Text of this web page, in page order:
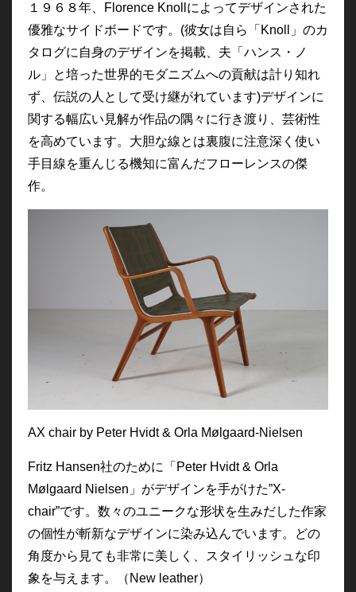
１９６８年、Florence Knollによってデザインされた
優雅なサイドボードです。(彼女は自ら「Knoll」のカ
タログに自身のデザインを掲載、夫「ハンス・ノ
ル」と培った世界的モダニズムへの貢献は計り知れ
ず、伝説の人として受け継がれています)デザインに
関する幅広い見解が作品の隅々に行き渡り、芸術性
を高めています。大胆な線とは裏腹に注意深く使い
手目線を重んじる機知に富んだフローレンスの傑
作。
AX chair by Peter Hvidt & Orla Mølgaard-Nielsen
Fritz Hansen社のために「Peter Hvidt & Orla
Mølgaard Nielsen」がデザインを手がけた”X-
chair”です。数々のユニークな形状を生みだした作家
の個性が斬新なデザインに染み込んでいます。どの
角度から見ても非常に美しく、スタイリッシュな印
象を与えます。（New leather）